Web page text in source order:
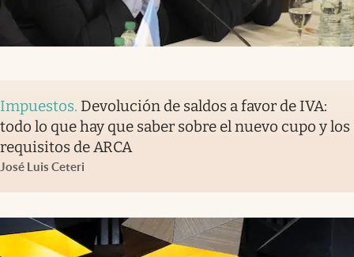
Impuestos. Devolución de saldos a favor de IVA:
todo lo que hay que saber sobre el nuevo cupo y los
requisitos de ARCA
José Luis Ceteri